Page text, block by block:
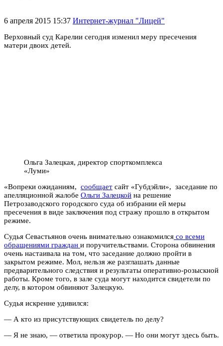
6 апреля 2015 15:37 Интернет-журнал "Лицей"
Верховный суд Карелии сегодня изменил меру пресечения
матери двоих детей.
Ольга Залецкая, директор спорткомплекса
«Луми»
«Вопреки ожиданиям, сообщает сайт «Губдэйли», заседание по
апелляционной жалобе Ольги Залецкой на решение
Петрозаводского городского суда об избрании ей меры
пресечения в виде заключения под стражу прошло в открытом
режиме.
Судья Севастьянов очень внимательно ознакомился со всеми
обращениями граждан и поручительствами. Сторона обвинения
очень настаивала на том, что заседание должно пройти в
закрытом режиме. Мол, нельзя же разглашать данные
предварительного следствия и результаты оперативно-розыскной
работы. Кроме того, в зале суда могут находится свидетели по
делу, в котором обвиняют Залецкую.
Судья искренне удивился:
— А кто из присутствующих свидетель по делу?
— Я не знаю, — ответила прокурор. — Но они могут здесь быть.